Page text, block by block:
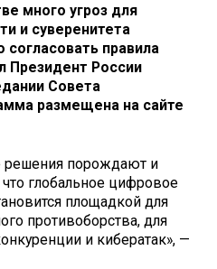
много угроз для
и суверенитета
правила
Президент России
Совета
размещена на сайте
решения порождают и
глобальное цифровое
площадкой для
противоборства, для
и кибератак», —